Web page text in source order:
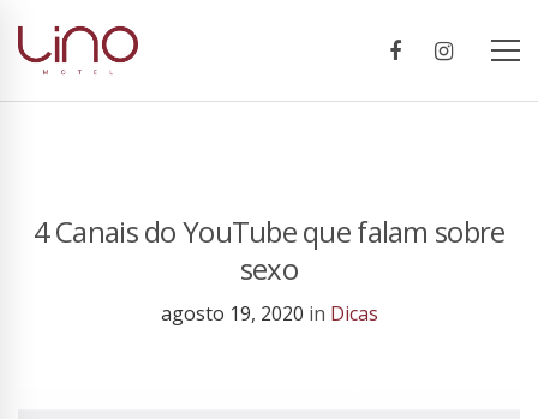
4 Canais do YouTube que falam sobre
sexo
agosto 19, 2020 in Dicas